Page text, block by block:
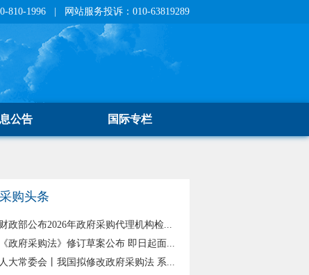
810-1996 | 网站服务投诉：010-63819289
公告 国际专栏
采购头条
财政部公布2026年政府采购代理机构检...
《政府采购法》修订草案公布 即日起面...
人大常委会丨我国拟修改政府采购法 系...